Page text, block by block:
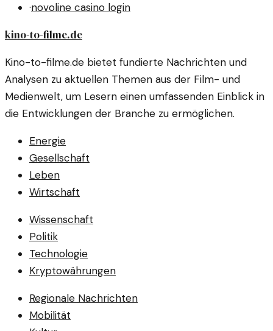
·novoline casino login
kino-to-filme.de
Kino-to-filme.de bietet fundierte Nachrichten und
Analysen zu aktuellen Themen aus der Film- und
Medienwelt, um Lesern einen umfassenden Einblick in
die Entwicklungen der Branche zu ermöglichen.
Energie
Gesellschaft
Leben
Wirtschaft
Wissenschaft
Politik
Technologie
Kryptowährungen
Regionale Nachrichten
Mobilität